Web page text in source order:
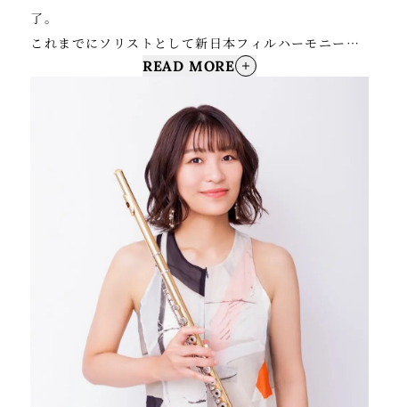
了。
これまでにソリストとして新日本フィルハーモニー交
響楽団、東京フィルハーモニー交響楽団と共演。
コントラバスを黒木岩寿、時津りか、永島義男、吉浦
勝喜の各氏に師事。
現在新日本フィル コントラバス・フォアシュピーラー
奏者。東京音楽大学吹奏楽アカデミー非常勤講師。
READ MORE